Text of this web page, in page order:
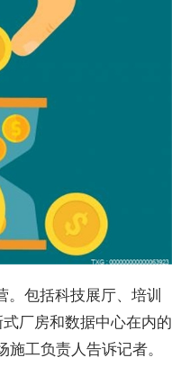
。包括科技展厅、培训
厂房和数据中心在内的
施工负责人告诉记者。